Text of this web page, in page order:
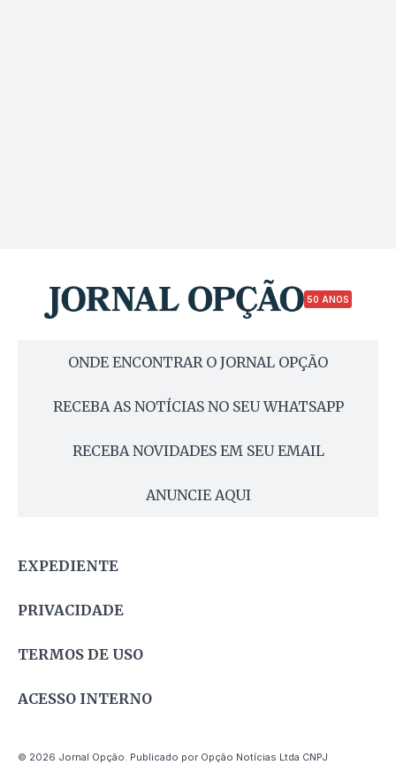
50 ANOS
ONDE ENCONTRAR O JORNAL OPÇÃO
RECEBA AS NOTÍCIAS NO SEU WHATSAPP
RECEBA NOVIDADES EM SEU EMAIL
ANUNCIE AQUI
EXPEDIENTE
PRIVACIDADE
TERMOS DE USO
ACESSO INTERNO
© 2026 Jornal Opção. Publicado por Opção Notícias Ltda CNPJ